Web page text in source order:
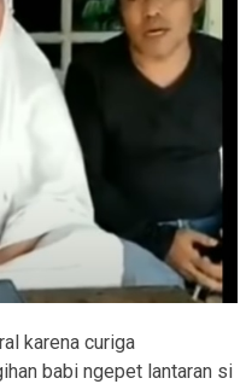
karena curiga
babi ngepet lantaran si